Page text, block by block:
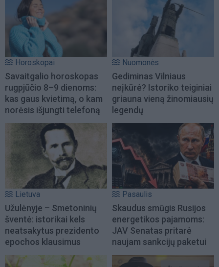
Horoskopai
Savaitgalio horoskopas
rugpjūčio 8–9 dienoms:
kas gaus kvietimą, o kam
norėsis išjungti telefoną
Nuomonės
Gediminas Vilniaus
neįkūrė? Istoriko teiginiai
griauna vieną žinomiausių
legendų
Lietuva
Užulėnyje – Smetoninių
šventė: istorikai kels
neatsakytus prezidento
epochos klausimus
Pasaulis
Skaudus smūgis Rusijos
energetikos pajamoms:
JAV Senatas pritarė
naujam sankcijų paketui